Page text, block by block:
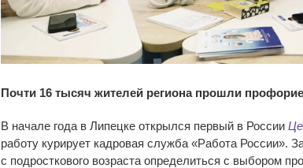
Почти 16 тысяч жителей региона прошли
В начале года в Липецке открылся первый в России
работу курирует кадровая служба «Работа России».
с подросткового возраста определиться с выбором